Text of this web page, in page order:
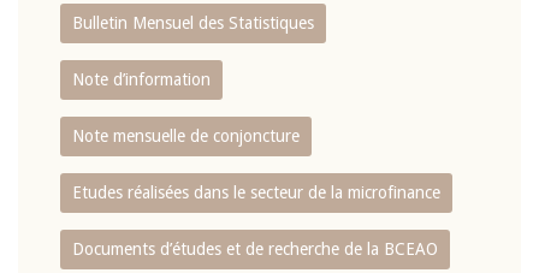
Bulletin Mensuel des Statistiques
Note d’information
Note mensuelle de conjoncture
Etudes réalisées dans le secteur de la microfinance
Documents d’études et de recherche de la BCEAO